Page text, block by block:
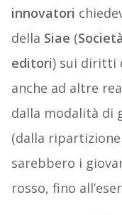
innovatori
della Siae (
editori) sui diritti
anche ad altre
dalla modalità di
(dalla
sarebbero i
rosso, fino